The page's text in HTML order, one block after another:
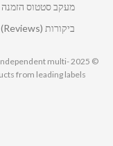
מעקב סטטוס הזמנה
ביקורות MallShoes (Reviews)
independent multi-
from leading labels.